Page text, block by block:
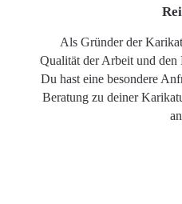
Als Gründer der
Qualität der Arbeit und den
Du hast eine besondere
Beratung zu deiner